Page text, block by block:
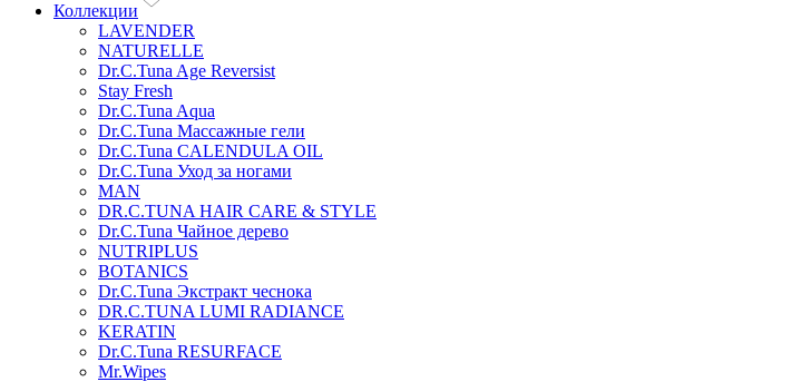
Коллекции
LAVENDER
NATURELLE
Dr.C.Tuna Age Reversist
Stay Fresh
Dr.C.Tuna Aqua
Dr.C.Tuna Массажные гели
Dr.C.Tuna CALENDULA OIL
Dr.C.Tuna Уход за ногами
MAN
DR.C.TUNA HAIR CARE & STYLE
Dr.C.Tuna Чайное дерево
NUTRIPLUS
BOTANICS
Dr.C.Tuna Экстракт чеснока
DR.C.TUNA LUMI RADIANCE
KERATIN
Dr.C.Tuna RESURFACE
Mr.Wipes